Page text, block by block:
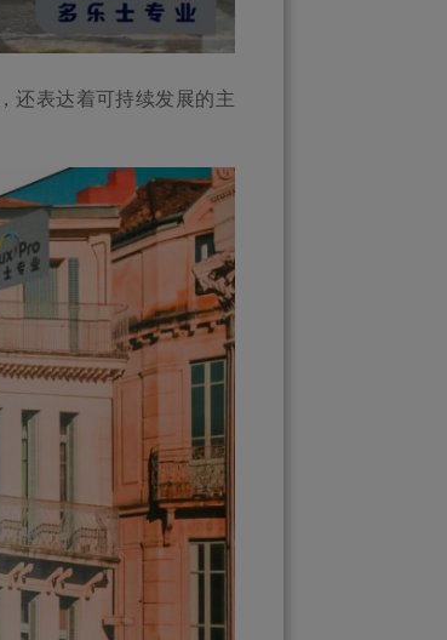
还表达着可持续发展的主